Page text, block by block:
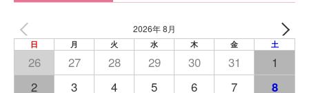
2026年 8月
日 月 火 水 木 金 土
26 27 28 29 30 31
1
2
3 4 5 6 7 8